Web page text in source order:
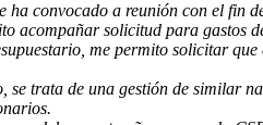
convocado a reunión con el fin
acompañar solicitud para gastos
me permito solicitar
se trata de una gestión de similar